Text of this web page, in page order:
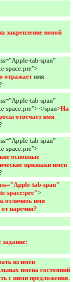
закрепление новой
tab-span"
space:pre">
отражает имя
tab-span"
space:pre"> </span>На
tab-span"
space:pre">
основные
tab-span"
space:pre">
отличить имя
наречия?
из имен
имена состояний
с ними предложения.